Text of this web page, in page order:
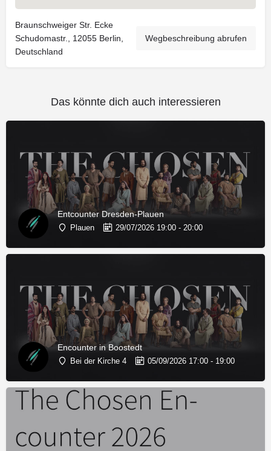
Braunschweiger Str. Ecke
Schudomastr., 12055 Berlin,
Deutschland
Wegbeschreibung abrufen
Das könnte dich auch interessieren
Entcounter Dresden-Plauen
Plauen 29/07/2026 19:00 - 20:00
Encounter in Boostedt
Bei der Kirche 4 05/09/2026 17:00 - 19:00